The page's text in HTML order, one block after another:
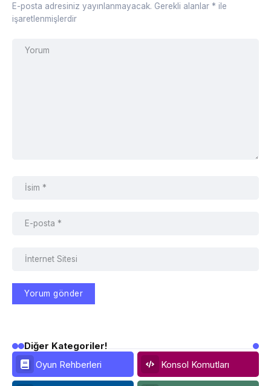
E-posta adresiniz yayınlanmayacak. Gerekli alanlar * ile
işaretlenmişlerdir
Diğer Kategoriler!
Oyun Rehberleri
Konsol Komutları